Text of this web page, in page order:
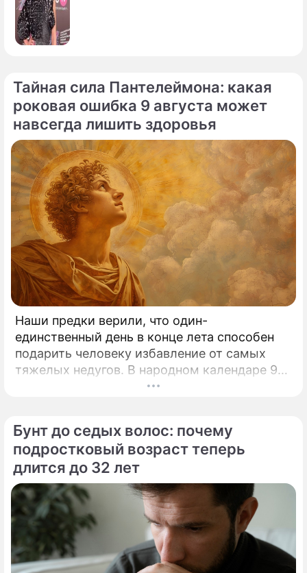
Тайная сила Пантелеймона: какая
роковая ошибка 9 августа может
навсегда лишить здоровья
Наши предки верили, что один-
единственный день в конце лета способен
подарить человеку избавление от самых
тяжелых недугов. В народном календаре 9
августа занимает особое, почти
Бунт до седых волос: почему
подростковый возраст теперь
длится до 32 лет